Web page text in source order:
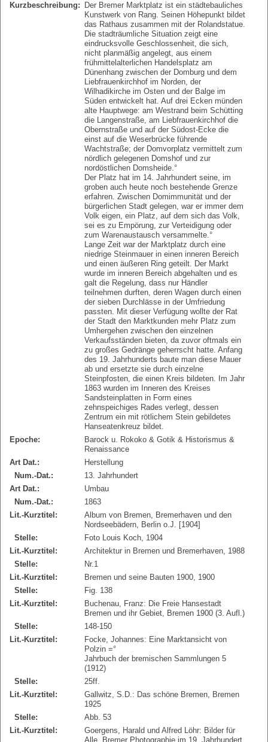
Kurzbeschreibung:
Der Bremer Marktplatz ist ein städtebauliches
Kunstwerk von Rang. Seinen Höhepunkt bildet
das Rathaus zusammen mit der Rolandstatue.
Die stadträumliche Situation zeigt eine
eindrucksvolle Geschlossenheit, die sich,
nicht planmäßig angelegt, aus einem
frühmittelalterlichen Handelsplatz am
Dünenhang zwischen der Domburg und dem
Liebfrauenkirchhof im Norden, der
Wilhadikirche im Osten und der Balge im
Süden entwickelt hat. Auf drei Ecken münden
alte Hauptwege: am Westrand beim Schütting
die Langenstraße, am Liebfrauenkirchhof die
Obernstraße und auf der Südost-Ecke die
einst auf die Weserbrücke führende
Wachtstraße; der Domvorplatz vermittelt zum
nördlich gelegenen Domshof und zur
nordöstlichen Domsheide.°
Der Platz hat im 14. Jahrhundert seine, im
groben auch heute noch bestehende Grenze
erfahren. Zwischen Domimmunität und der
bürgerlichen Stadt gelegen, war er immer dem
Volk eigen, ein Platz, auf dem sich das Volk,
sei es zu Empörung, zur Verteidigung oder
zum Warenaustausch versammelte.°
Lange Zeit war der Marktplatz durch eine
niedrige Steinmauer in einen inneren Bereich
und einen äußeren Ring geteilt. Der Markt
wurde im inneren Bereich abgehalten und es
galt die Regelung, dass nur Händler
teilnehmen durften, deren Wagen durch einen
der sieben Durchlässe in der Umfriedung
passten. Mit dieser Verfügung wollte der Rat
der Stadt den Marktkunden mehr Platz zum
Umhergehen zwischen den einzelnen
Verkaufsständen bieten, da zuvor oftmals ein
zu großes Gedränge geherrscht hatte. Anfang
des 19. Jahrhunderts baute man diese Mauer
ab und ersetzte sie durch einzelne
Steinpfosten, die einen Kreis bildeten. Im Jahr
1863 wurden im Inneren des Kreises
Sandsteinplatten in Form eines
zehnspeichiges Rades verlegt, dessen
Zentrum ein mit rötlichem Stein gebildetes
Hanseatenkreuz bildet.
Epoche:
Barock u. Rokoko & Gotik & Historismus &
Renaissance
Art Dat.:
Herstellung
Num.-Dat.:
13. Jahrhundert
Art Dat.:
Umbau
Num.-Dat.:
1863
Lit.-Kurztitel:
Album von Bremen, Bremerhaven und den
Nordseebädern, Berlin o.J. [1904]
Stelle:
Foto Louis Koch, 1904
Lit.-Kurztitel:
Architektur in Bremen und Bremerhaven, 1988
Stelle:
Nr.1
Lit.-Kurztitel:
Bremen und seine Bauten 1900, 1900
Stelle:
Fig. 138
Lit.-Kurztitel:
Buchenau, Franz: Die Freie Hansestadt
Bremen und ihr Gebiet, Bremen 1900 (3. Aufl.)
Stelle:
148-150
Lit.-Kurztitel:
Focke, Johannes: Eine Marktansicht von
Polzin =°
Jahrbuch der bremischen Sammlungen 5
(1912)
Stelle:
25ff.
Lit.-Kurztitel:
Gallwitz, S.D.: Das schöne Bremen, Bremen
1925
Stelle:
Abb. 53
Lit.-Kurztitel:
Goergens, Harald und Alfred Löhr: Bilder für
Alle. Bremer Photographie im 19. Jahrhundert,